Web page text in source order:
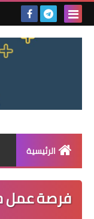
الرئيسية
فرصة عمل